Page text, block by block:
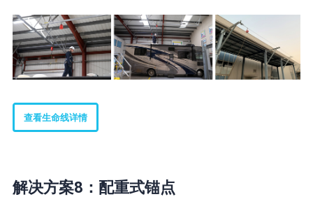
查看生命线详情
解决方案8：配重式锚点